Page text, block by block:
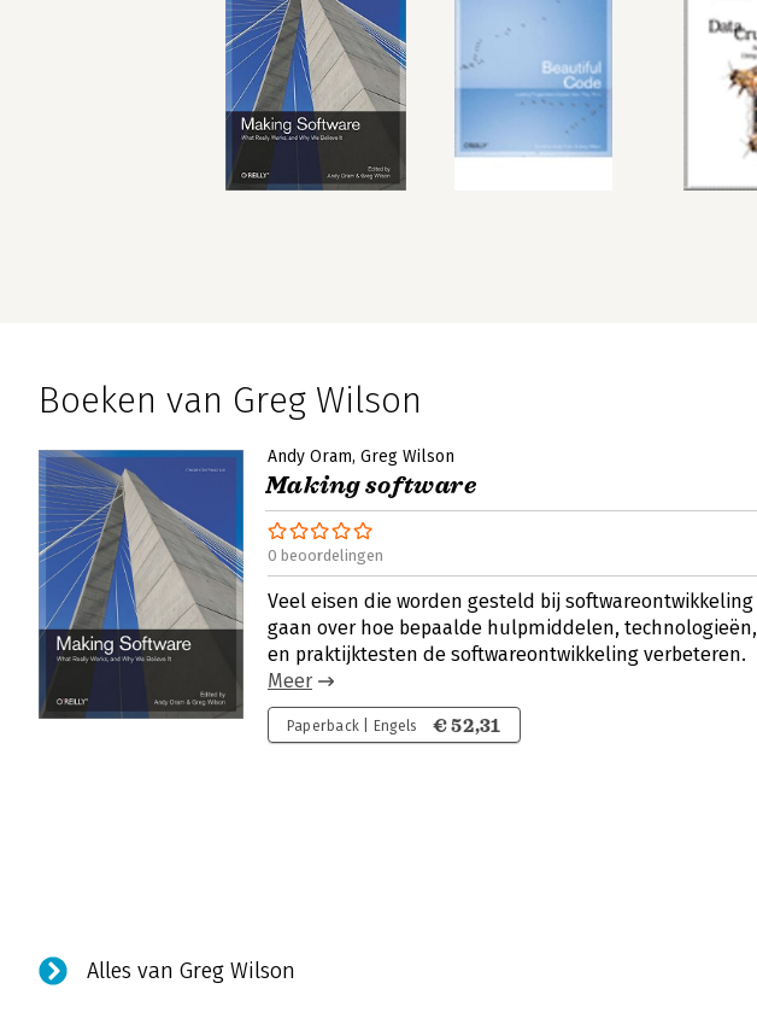
Boeken van Greg Wilson
Andy Oram Greg Wilson
Making software
0 beoordelingen
Veel eisen die worden gesteld bij softwareontwikkeling
gaan over hoe bepaalde hulpmiddelen, technologieën,
en praktijktesten de softwareontwikkeling verbeteren.
Meer
Paperback | Engels € 52,31
Alles van Greg Wilson